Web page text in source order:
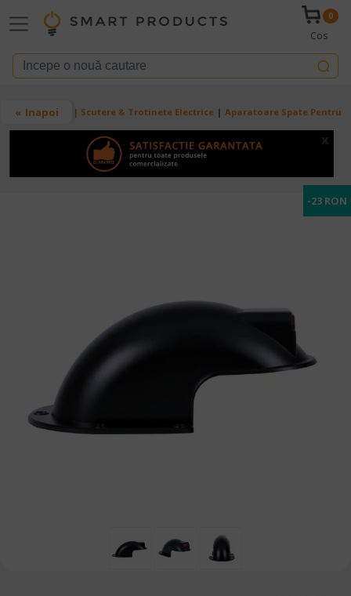
0
Cos
Breadcrumb
Acasa RYDE | Scutere & Trotinete Electrice Aparatoare Spate Pentru
Inapoi
x
-23 RON